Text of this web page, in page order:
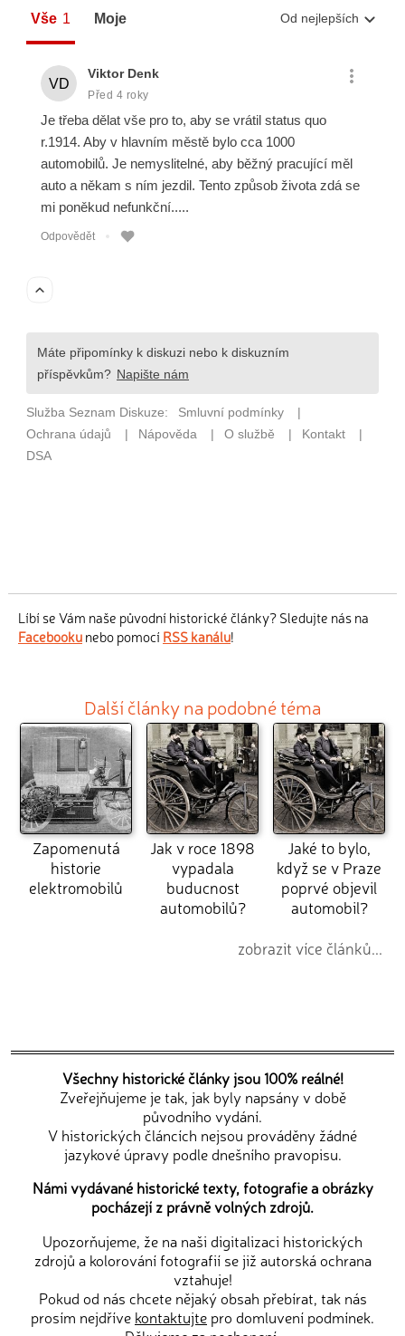
Líbí se Vám naše původní historické články? Sledujte nás na
Facebookunebo pomocí RSS kanálu!
Další články na podobné téma
Zapomenutá
historie
elektromobilů
Jak v roce 1898
vypadala
buducnost
automobilů?
Jaké to bylo,
když se v Praze
poprvé objevil
automobil?
zobrazit více článků...
Všechny historické články jsou 100% reálné!
Zveřejňujeme je tak, jak byly napsány v době
původního vydání.
V historických článcích nejsou prováděny žádné
jazykové úpravy podle dnešního pravopisu.
Námi vydávané historické texty, fotografie a obrázky
pocházejí z právně volných zdrojů.
Upozorňujeme, že na naši digitalizaci historických
zdrojů a kolorování fotografií se již autorská ochrana
vztahuje!
Pokud od nás chcete nějaký obsah přebírat, tak nás
prosím nejdříve kontaktujte pro domluvení podmínek.